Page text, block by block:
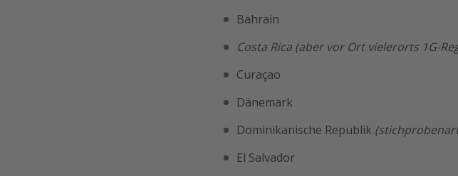
Bahrain
Costa Rica (aber vor Ort vielerorts 1G-
Curaçao
Dänemark
Dominikanische Republik
El Salvador